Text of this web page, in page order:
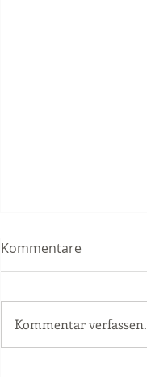
Kommentare
Kommentar